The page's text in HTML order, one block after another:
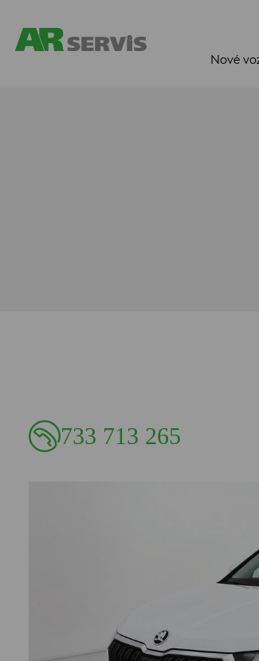
Nové
733 713 265